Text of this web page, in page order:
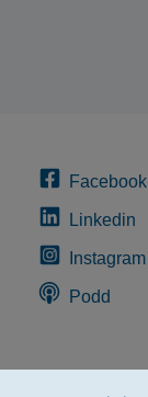
Facebook
Linkedin
Instagram
Podd